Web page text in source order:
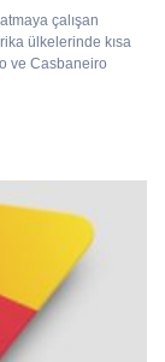
çalışan
ülkelerinde kısa
ve Casbaneiro